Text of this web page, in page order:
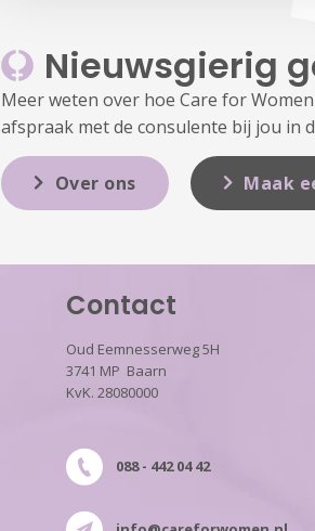
Nieuwsgierig
Meer weten over hoe Care for
afspraak met de consulente bij jou in
Over ons Maak
Contact
Oud Eemnesserweg 5H
3741 MP Baarn
KvK. 28080000
088 - 442 04 42